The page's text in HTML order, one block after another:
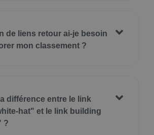
de liens retour ai-je besoin
mon classement ?
différence entre le link
hat" et le link building
?